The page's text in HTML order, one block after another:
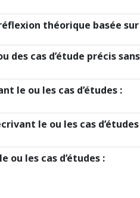
théorique basée sur
cas d’étude précis
le ou les cas d’études :
le ou les cas d’études
ou les cas d’études :